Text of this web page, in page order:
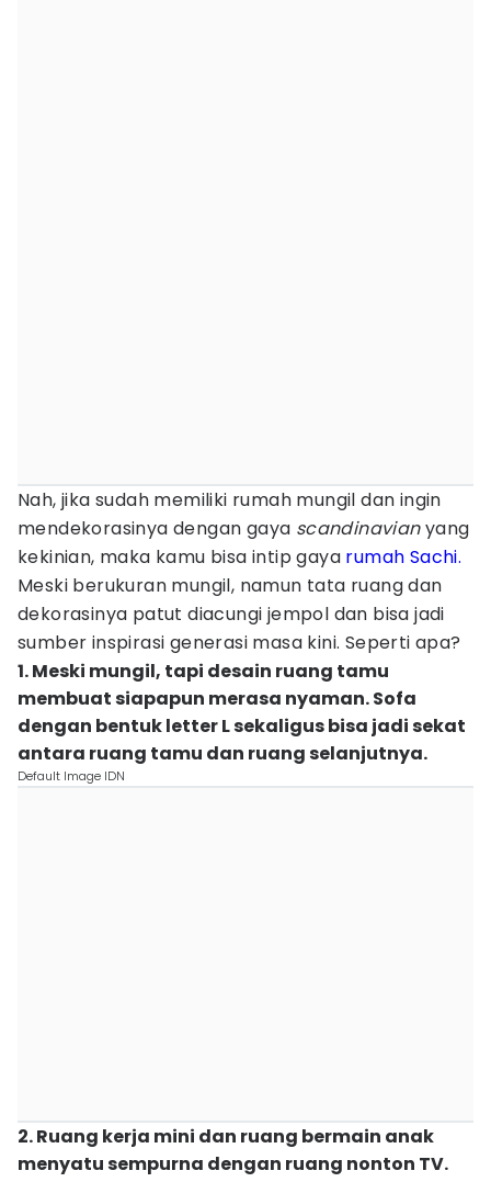
Nah, jika sudah memiliki rumah mungil dan ingin
mendekorasinya dengan gaya scandinavianyang
kekinian, maka kamu bisa intip gaya rumah Sachi.
Meski berukuran mungil, namun tata ruang dan
dekorasinya patut diacungi jempol dan bisa jadi
sumber inspirasi generasi masa kini. Seperti apa?
1. Meski mungil, tapi desain ruang tamu
membuat siapapun merasa nyaman. Sofa
dengan bentuk letter L sekaligus bisa jadi sekat
antara ruang tamu dan ruang selanjutnya.
Default Image IDN
2. Ruang kerja mini dan ruang bermain anak
menyatu sempurna dengan ruang nonton TV.